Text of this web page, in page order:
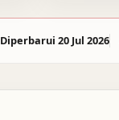
Diperbarui 20 Jul 2026